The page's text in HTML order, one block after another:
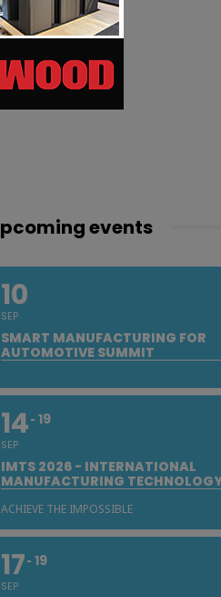
events
10
SEP
SMART MANUFACTURING FOR
AUTOMOTIVE SUMMIT
14
SEP
19
IMTS 2026 - INTERNATIONAL
MANUFACTURING
ACHIEVE THE IMPOSSIBLE
17
SEP
19